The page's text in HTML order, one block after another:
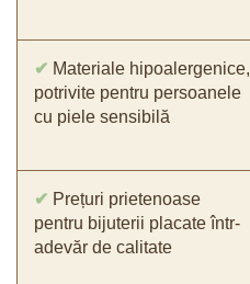
✔ Materiale hipoalergenice,
potrivite pentru persoanele
cu piele sensibilă
✔ Prețuri prietenoase
pentru bijuterii placate într-
adevăr de calitate